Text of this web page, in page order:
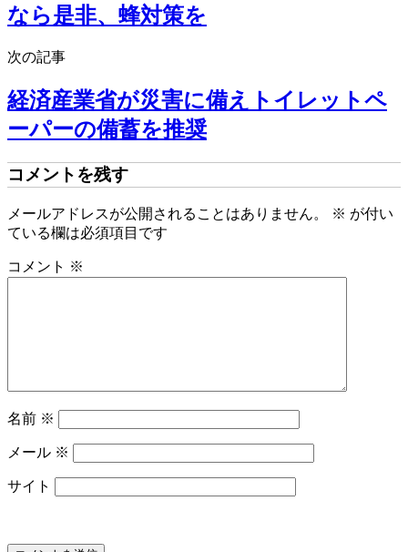
なら是非、蜂対策を
次の記事
経済産業省が災害に備えトイレットペ
ーパーの備蓄を推奨
コメントを残す
メールアドレスが公開されることはありません。 ※ が付い
ている欄は必須項目です
コメント ※
名前 ※
メール ※
サイト